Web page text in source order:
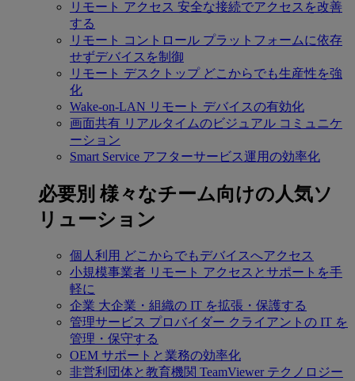
リモート アクセス 安全な接続でアクセスを改善
する
リモート コントロール プラットフォームに依存
せずデバイスを制御
リモート デスクトップ どこからでも生産性を強
化
Wake-on-LAN リモート デバイスの有効化
画面共有 リアルタイムのビジュアル コミュニケ
ーション
Smart Service アフターサービス運用の効率化
必要別 様々なチーム向けの人気ソ
リューション
個人利用 どこからでもデバイスへアクセス
小規模事業者 リモート アクセスとサポートを手
軽に
企業 大企業・組織の IT を拡張・保護する
管理サービス プロバイダー クライアントの IT を
管理・保守する
OEM サポートと業務の効率化
非営利団体と教育機関 TeamViewer テクノロジー